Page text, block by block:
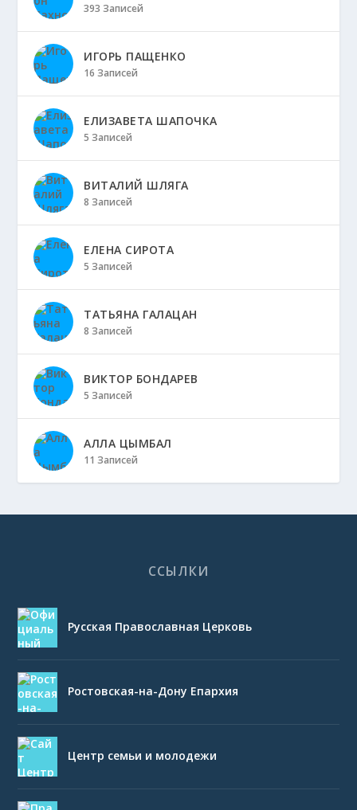
393 Записей
ИГОРЬ ПАЩЕНКО
16 Записей
ЕЛИЗАВЕТА ШАПОЧКА
5 Записей
ВИТАЛИЙ ШЛЯГА
8 Записей
ЕЛЕНА СИРОТА
5 Записей
ТАТЬЯНА ГАЛАЦАН
8 Записей
ВИКТОР БОНДАРЕВ
5 Записей
АЛЛА ЦЫМБАЛ
11 Записей
ССЫЛКИ
Русская Православная Церковь
Ростовская-на-Дону Епархия
Центр семьи и молодежи